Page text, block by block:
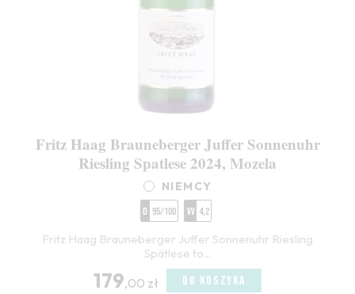
Fritz Haag Brauneberger Juffer Sonnenuhr
Riesling Spatlese 2024, Mozela
NIEMCY
D 95/100 VV 4,2
Fritz Haag Brauneberger Juffer Sonnenuhr Riesling
Spätlese to...
179,00 zł DO KOSZYKA